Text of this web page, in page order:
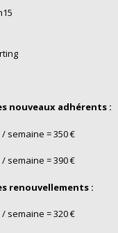
nouveaux adhérents :
semaine = 350 €
semaine = 390 €
renouvellements :
semaine = 320 €